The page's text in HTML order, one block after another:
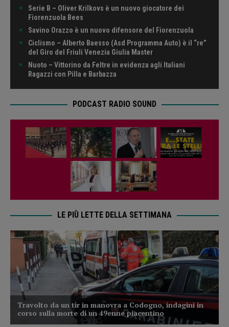
Serie B – Oliver Krilkovs è un nuovo giocatore dei
Fiorenzuola Bees
Savino Orazzo è un nuovo difensore del Fiorenzuola
Ciclismo – Alberto Baesso (Asd Programma Auto) è il “re”
del Giro del Friuli Venezia Giulia Master
Nuoto – Vittorino da Feltre in evidenza agli Italiani
Ragazzi con Pilla e Barbazza
PODCAST RADIO SOUND
LE PIÙ LETTE DELLA SETTIMANA